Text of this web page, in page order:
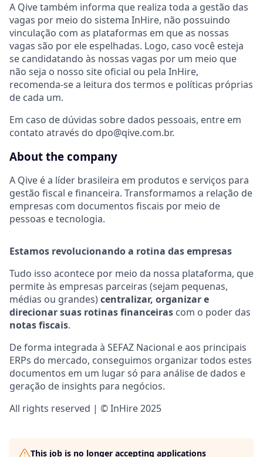
A Qive também informa que realiza toda a gestão das
vagas por meio do sistema InHire, não possuindo
vinculação com as plataformas em que as nossas
vagas são por ele espelhadas. Logo, caso você esteja
se candidatando às nossas vagas por um meio que
não seja o nosso site oficial ou pela InHire,
recomenda-se a leitura dos termos e políticas próprias
de cada um.
Em caso de dúvidas sobre dados pessoais, entre em
contato através do dpo@qive.com.br.
About the company
A Qive é a líder brasileira em produtos e serviços para
gestão fiscal e financeira. Transformamos a relação de
empresas com documentos fiscais por meio de
pessoas e tecnologia.
Estamos revolucionando a rotina das empresas
Tudo isso acontece por meio da nossa plataforma, que
permite às empresas parceiras (sejam pequenas,
médias ou grandes)centralizar, organizar e
direcionar suas rotinas financeiras com o poder das
notas fiscais.
De forma integrada à SEFAZ Nacional e aos principais
ERPs do mercado, conseguimos organizar todos estes
documentos em um lugar só para análise de dados e
geração de insights para negócios.
All rights reserved | © InHire 2025
This job is no longer accepting applications